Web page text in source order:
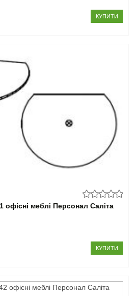
КУПИТИ
офісні меблі Персонал Саліта
КУПИТИ